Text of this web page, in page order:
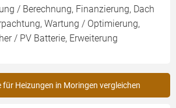
/ Berechnung, Finanzierung, Dach
Wartung / Optimierung,
/ PV Batterie, Erweiterung
Heizungen in Moringen vergleichen